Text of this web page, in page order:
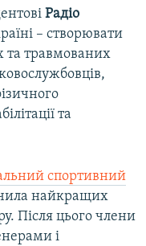
Радіо
– створювати
та травмованих
та
спортивний
найкращих
Після цього члени
і